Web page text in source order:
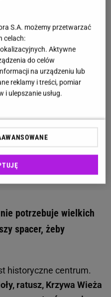
potrzebuje wielkich
spacer, żeby
historyczne centrum.
ratusz, Krzywa Wieża
S.A. możemy przetwarzać
celach:
Aktywne
do celów
na urządzeniu lub
reklamy i treści, pomiar
i ulepszanie usług.